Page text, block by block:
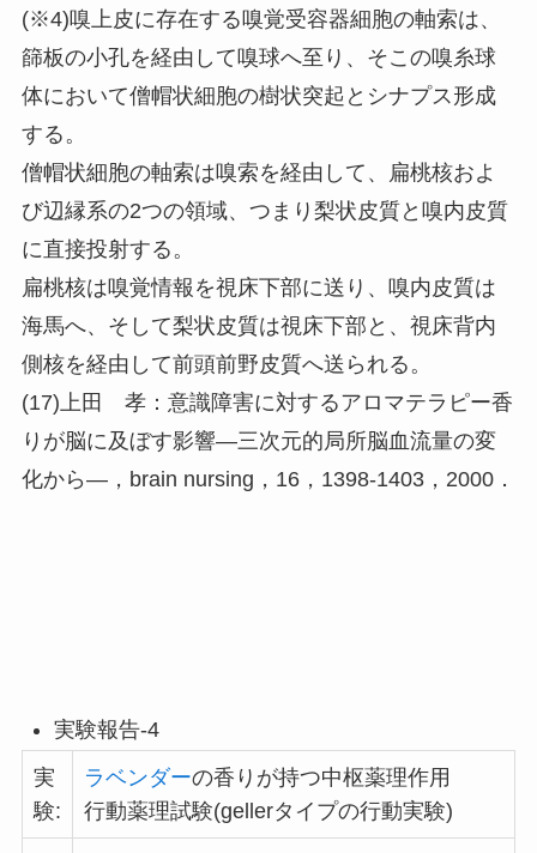
(※4)嗅上皮に存在する嗅覚受容器細胞の軸索は、
篩板の小孔を経由して嗅球へ至り、そこの嗅糸球
体において僧帽状細胞の樹状突起とシナプス形成
する。
僧帽状細胞の軸索は嗅索を経由して、扁桃核およ
び辺縁系の2つの領域、つまり梨状皮質と嗅内皮質
に直接投射する。
扁桃核は嗅覚情報を視床下部に送り、嗅内皮質は
海馬へ、そして梨状皮質は視床下部と、視床背内
側核を経由して前頭前野皮質へ送られる。
(17)上田 孝：意識障害に対するアロマテラピー香
りが脳に及ぼす影響―三次元的局所脳血流量の変
化から―，brain nursing，16，1398-1403，2000．
実験報告-4
実
験:
ラベンダーの香りが持つ中枢薬理作用
行動薬理試験(gellerタイプの行動実験)